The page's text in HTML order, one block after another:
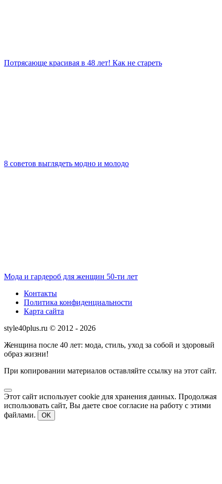
Потрясающе красивая в 48 лет! Как не стареть
8 советов выглядеть модно и молодо
Мода и гардероб для женщин 50-ти лет
Контакты
Политика конфиденциальности
Карта сайта
style40plus.ru © 2012 - 2026
Женщина после 40 лет: мода, стиль, уход за собой и здоровый
образ жизни!
При копировании материалов оставляйте ссылку на этот сайт.
Этот сайт использует cookie для хранения данных. Продолжая
использовать сайт, Вы даете свое согласие на работу с этими
файлами.
OK